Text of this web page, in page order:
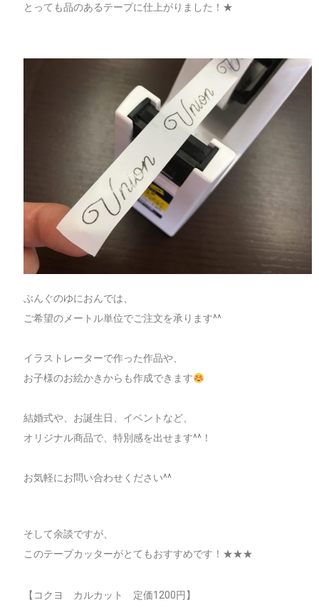
とっても品のあるテープに仕上がりました！★
ぶんぐのゆにおんでは、
ご希望のメートル単位でご注文を承ります^^
イラストレーターで作った作品や、
お子様のお絵かきからも作成できます
結婚式や、お誕生日、イベントなど、
オリジナル商品で、特別感を出せます^^！
お気軽にお問い合わせください^^
そして余談ですが、
このテープカッターがとてもおすすめです！★★★
【コクヨ カルカット 定価1200円】